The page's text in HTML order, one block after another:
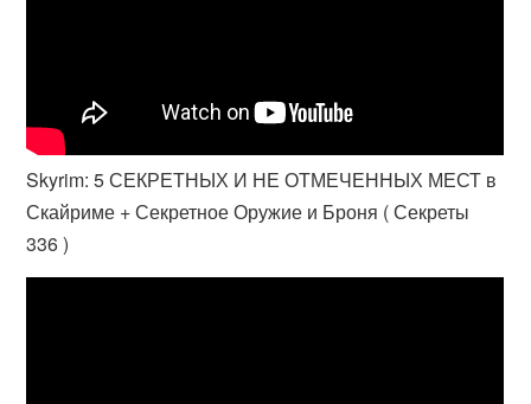
Skyrim: 5 СЕКРЕТНЫХ И НЕ ОТМЕЧЕННЫХ МЕСТ в
Скайриме + Секретное Оружие и Броня ( Секреты
336 )